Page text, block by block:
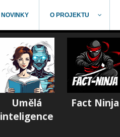
NOVINKY O PROJEKTU
Umělá
inteligence
Fact Ninja